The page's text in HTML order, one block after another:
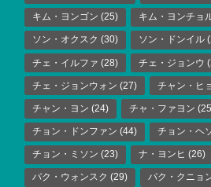
キム・ヨンゴン (25) キム・ヨンチョ
ソン・オクスク (30) ソン・ドンイル
チェ・イルファ (28) チェ・ジョンウ
チェ・ジョンウォン (27) チャン・ヒ
チャン・ヨン (24) チャ・ファヨン
チョン・ドンファン (44) チョン・ヘ
チョン・ミソン (23) ナ・ヨンヒ (26)
パク・ウォンスク (29) パク・クニョ